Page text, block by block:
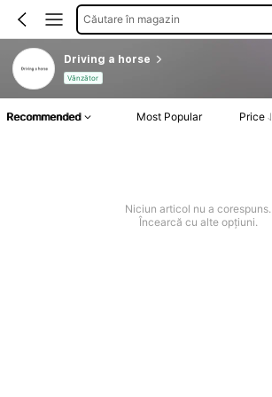
Căutare în magazin
Driving a horse
Vânzător
Recommended Most Popular Price
Niciun articol nu a corespuns.
Încearcă cu alte opțiuni.